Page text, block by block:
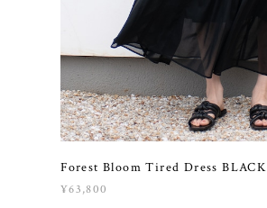
Forest Bloom Tired Dress BLACK
¥63,800